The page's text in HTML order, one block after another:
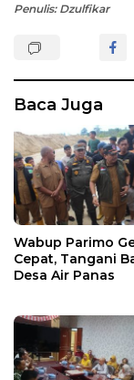
Penulis: Dzulfikar
Baca Juga
Wabup Parimo
Cepat, Tangani
Desa Air Panas